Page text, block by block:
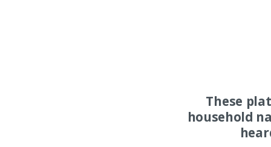
These
household